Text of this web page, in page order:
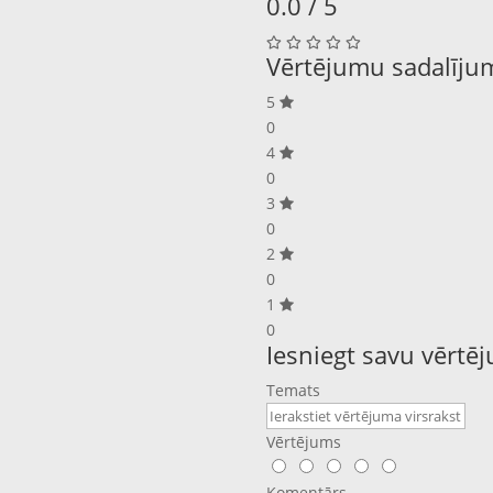
Vērtējumu
5
0
4
0
3
0
2
0
1
0
Iesniegt savu
Temats
Vērtējums